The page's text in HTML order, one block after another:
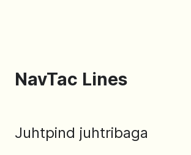
NavTac Lines
Juhtpind juhtribaga